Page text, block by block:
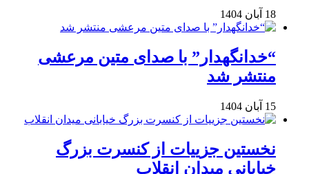
18 آبان 1404
“خدانگهدار” با صدای متین مرعشی
منتشر شد
15 آبان 1404
نخستین جزییات از کنسرت بزرگ
خیابانی میدان انقلاب